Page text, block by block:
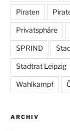
Piraten
Privatsphäre
SPRIND
Stadtrat Leipzig
Wahlkampf
ARCHIV